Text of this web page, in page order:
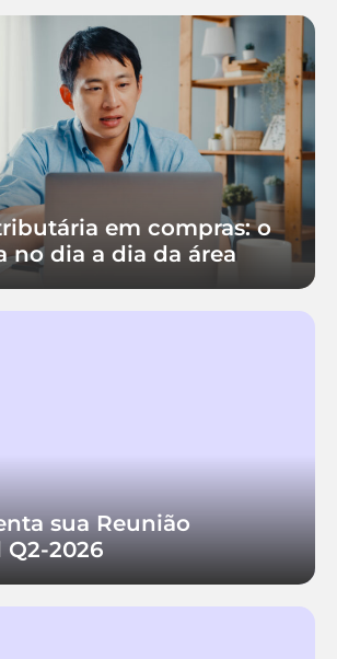
em compras: o
no dia a dia da área
sua Reunião
Q2-2026